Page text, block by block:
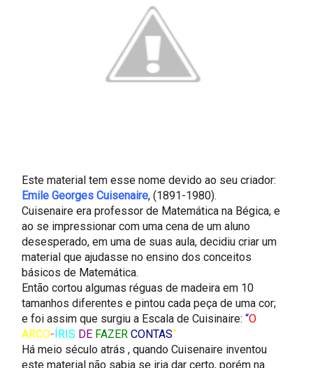
Este material tem esse nome devido ao seu criador:
Emile Georges Cuisenaire, (1891-1980).
Cuisenaire era professor de Matemática na Bégica, e
ao se impressionar com uma cena de um aluno
desesperado, em uma de suas aula, decidiu criar um
material que ajudasse no ensino dos conceitos
básicos de Matemática.
Então cortou algumas réguas de madeira em 10
tamanhos diferentes e pintou cada peça de uma cor;
e foi assim que surgiu a Escala de Cuisinaire:“O
ARCO-ÍRIS DE FAZERCONTAS”
Há meio século atrás , quando Cuisenaire inventou
este material não sabia se iria dar certo, porém na